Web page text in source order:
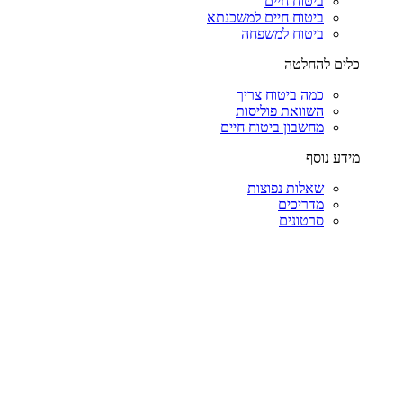
ביטוח חיים למשכנתא
ביטוח למשפחה
כלים להחלטה
כמה ביטוח צריך
השוואת פוליסות
מחשבון ביטוח חיים
מידע נוסף
שאלות נפוצות
מדריכים
סרטונים